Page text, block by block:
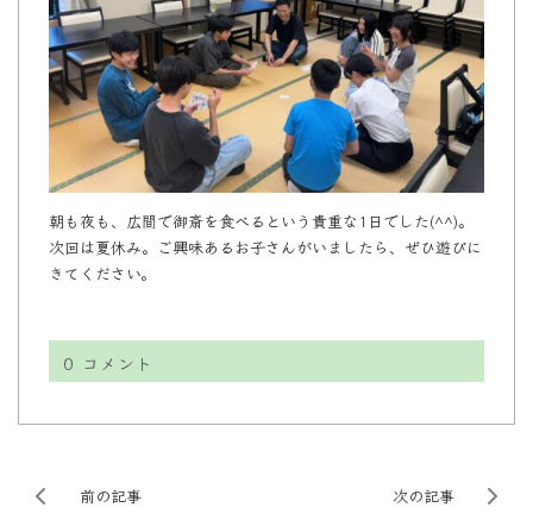
朝も夜も、広間で御斎を食べるという貴重な1日でした(^^)。
次回は夏休み。ご興味あるお子さんがいましたら、ぜひ遊びに
きてください。
0 コメント
前の記事 次の記事